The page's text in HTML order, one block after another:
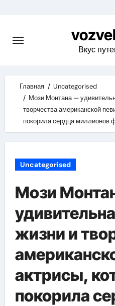
content
Вкус
Главная
Uncategorised
Мози Монтана —
творчества американской
покорила сердца миллионов
Uncategorised
Мози
жизни и
актрисы,
покорила